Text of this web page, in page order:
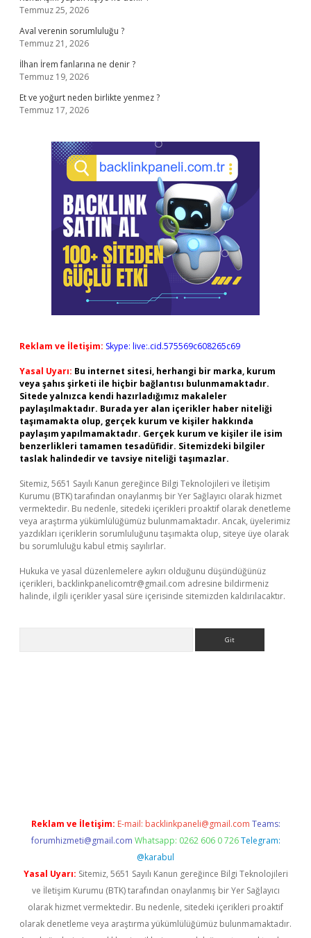
Temmuz 25, 2026
Aval verenin sorumluluğu ?
Temmuz 21, 2026
İlhan İrem fanlarına ne denir ?
Temmuz 19, 2026
Et ve yoğurt neden birlikte yenmez ?
Temmuz 17, 2026
Reklam ve İletişim: Skype: live:.cid.575569c608265c69
Yasal Uyarı: Bu internet sitesi, herhangi bir marka, kurum
veya şahıs şirketi ile hiçbir bağlantısı bulunmamaktadır.
Sitede yalnızca kendi hazırladığımız makaleler
paylaşılmaktadır. Burada yer alan içerikler haber niteliği
taşımamakta olup, gerçek kurum ve kişiler hakkında
paylaşım yapılmamaktadır. Gerçek kurum ve kişiler ile isim
benzerlikleri tamamen tesadüfidir. Sitemizdeki bilgiler
taslak halindedir ve tavsiye niteliği taşımazlar.
Sitemiz, 5651 Sayılı Kanun gereğince Bilgi Teknolojileri ve İletişim
Kurumu (BTK) tarafından onaylanmış bir Yer Sağlayıcı olarak hizmet
vermektedir. Bu nedenle, sitedeki içerikleri proaktif olarak denetleme
veya araştırma yükümlülüğümüz bulunmamaktadır. Ancak, üyelerimiz
yazdıkları içeriklerin sorumluluğunu taşımakta olup, siteye üye olarak
bu sorumluluğu kabul etmiş sayılırlar.
Hukuka ve yasal düzenlemelere aykırı olduğunu düşündüğünüz
içerikleri, backlinkpanelicomtr@gmail.com adresine bildirmeniz
halinde, ilgili içerikler yasal süre içerisinde sitemizden kaldırılacaktır.
Reklam ve İletişim: E-mail: backlinkpaneli@gmail.com Teams:
forumhizmeti@gmail.com Whatsapp: 0262 606 0 726 Telegram:
@karabul
Yasal Uyarı: Sitemiz, 5651 Sayılı Kanun gereğince Bilgi Teknolojileri
ve İletişim Kurumu (BTK) tarafından onaylanmış bir Yer Sağlayıcı
olarak hizmet vermektedir. Bu nedenle, sitedeki içerikleri proaktif
olarak denetleme veya araştırma yükümlülüğümüz bulunmamaktadır.